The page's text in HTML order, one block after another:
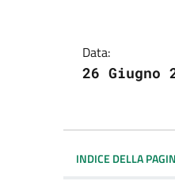
Data:
26 Giugno
INDICE DELLA